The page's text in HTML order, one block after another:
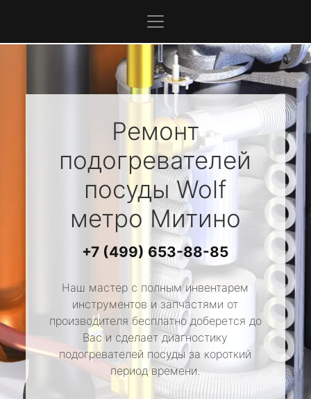
Ремонт
подогревателей
посудыWolf
метро Митино
+7 (499) 653-88-85
Наш мастер с полным инвентарем
инструментов и запчастями от
производителя бесплатно доберется до
Вас и сделает диагностику
подогревателей посуды за короткий
период времени.